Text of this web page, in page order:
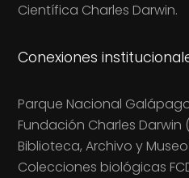
Científica Charles Darwin.
Conexiones
Parque Nacional
Fundación Charles Darwin
Biblioteca, Archivo y Museo
Colecciones biológicas